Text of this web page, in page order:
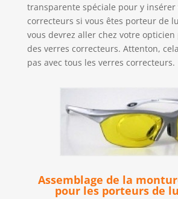
transparente spéciale pour y insérer
correcteurs si vous êtes porteur de
vous devrez aller chez votre
des verres correcteurs. Attenton,
pas avec tous les verres correcteurs.
Assemblage de la
pour les porteurs de